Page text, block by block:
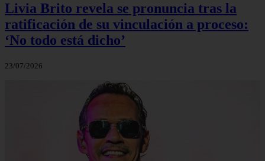
Livia Brito revela se pronuncia tras la
ratificación de su vinculación a proceso:
‘No todo está dicho’
23/07/2026